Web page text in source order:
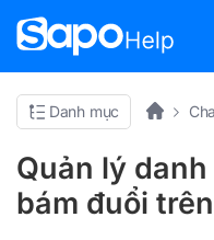
Danh mục
Quản lý
bám đuổi